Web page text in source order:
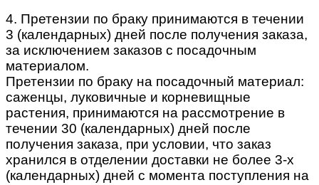
4. Претензии по браку принимаются в течении
3 (календарных) дней после получения заказа,
за исключением заказов с посадочным
материалом.
Претензии по браку на посадочный материал:
саженцы, луковичные и корневищные
растения, принимаются на рассмотрение в
течении 30 (календарных) дней после
получения заказа, при условии, что заказ
хранился в отделении доставки не более 3-х
(календарных) дней с момента поступления на